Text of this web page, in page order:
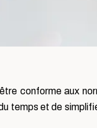
conforme aux
temps et de